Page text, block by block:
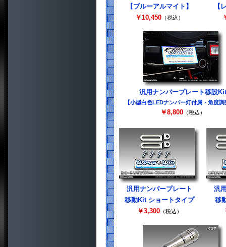
【ブルーアルマイト】
￥10,450 （税込）
【
汎用ナンバープレート移設Kit
【小型白色LEDナンバー灯付属・角度調
￥8,800 （税込）
汎用ナンバープレート
移動Kit ショートタイプ
￥3,300（税込）
汎
移